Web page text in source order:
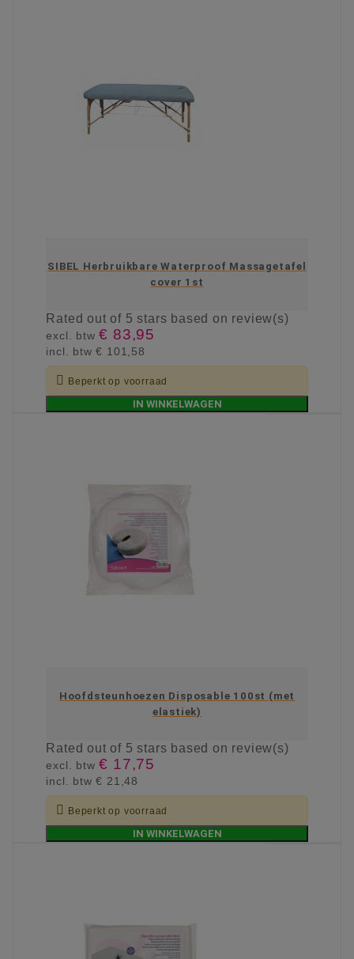
SIBEL Herbruikbare Waterproof Massagetafel
cover 1st
Ratedout of 5 stars based on review(s)
excl. btw€ 83,95
incl. btw€ 101,58
 Beperkt op voorraad
IN WINKELWAGEN
Hoofdsteunhoezen Disposable 100st (met
elastiek)
Ratedout of 5 stars based on review(s)
excl. btw€ 17,75
incl. btw€ 21,48
 Beperkt op voorraad
IN WINKELWAGEN